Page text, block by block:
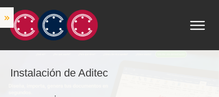
Instalación de Aditec